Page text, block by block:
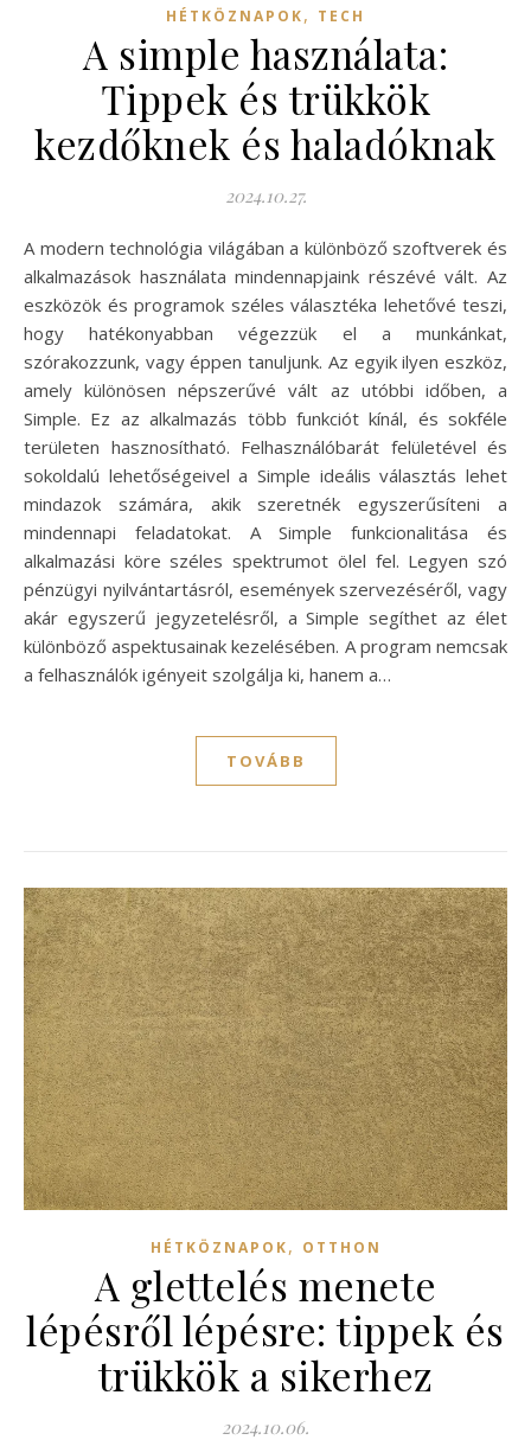
HÉTKÖZNAPOK, TECH
A simple használata:
Tippek és trükkök
kezdőknek és haladóknak
2024.10.27.
A modern technológia világában a különböző szoftverek és
alkalmazások használata mindennapjaink részévé vált. Az
eszközök és programok széles választéka lehetővé teszi,
hogy hatékonyabban végezzük el a munkánkat,
szórakozzunk, vagy éppen tanuljunk. Az egyik ilyen eszköz,
amely különösen népszerűvé vált az utóbbi időben, a
Simple. Ez az alkalmazás több funkciót kínál, és sokféle
területen hasznosítható. Felhasználóbarát felületével és
sokoldalú lehetőségeivel a Simple ideális választás lehet
mindazok számára, akik szeretnék egyszerűsíteni a
mindennapi feladatokat. A Simple funkcionalitása és
alkalmazási köre széles spektrumot ölel fel. Legyen szó
pénzügyi nyilvántartásról, események szervezéséről, vagy
akár egyszerű jegyzetelésről, a Simple segíthet az élet
különböző aspektusainak kezelésében. A program nemcsak
a felhasználók igényeit szolgálja ki, hanem a…
TOVÁBB
HÉTKÖZNAPOK, OTTHON
A glettelés menete
lépésről lépésre: tippek és
trükkök a sikerhez
2024.10.06.